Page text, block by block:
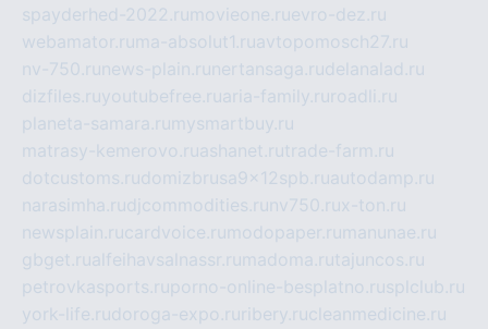
spayderhed-2022.ru movieone.ruevro-dez.ru
webamator.ru ma-absolut1.ruavtopomosch27.ru
nv-750.ru news-plain.ru nertansaga.rudelanalad.ru
dizfiles.ruyoutubefree.ruaria-family.ru roadli.ru
planeta-samara.ru mysmartbuy.ru
matrasy-kemerovo.ruashanet.rutrade-farm.ru
dotcustoms.rudomizbrusa9x12spb.ruautodamp.ru
narasimha.rudjcommodities.ru nv750.rux-ton.ru
newsplain.rucardvoice.ru modopaper.ru manunae.ru
gbget.rualfeihavsalnassr.ru madoma.rutajuncos.ru
petrovkasports.ruporno-online-besplatno.rusplclub.ru
york-life.rudoroga-expo.ru ribery.rucleanmedicine.ru